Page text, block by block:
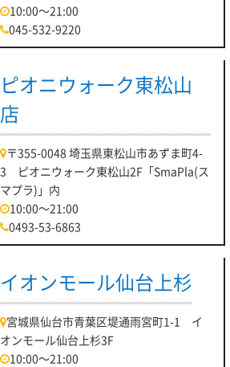
10:00～21:00
045-532-9220
ピオニウォーク東松山
店
〒355-0048 埼玉県東松山市あずま町4-
3 ピオニウォーク東松山2F「SmaPla(ス
マプラ)」内
10:00～21:00
0493-53-6863
イオンモール仙台上杉
宮城県仙台市青葉区堤通雨宮町1-1 イ
オンモール仙台上杉3F
10:00～21:00